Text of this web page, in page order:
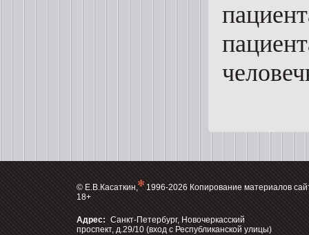
Адрес: Санкт-Петербург, Новочеркасский
проспект, д.29/10 (вход с Республиканской улицы)
© Е.В.Касаткин,
1996-2026 Копирование материалов
18+